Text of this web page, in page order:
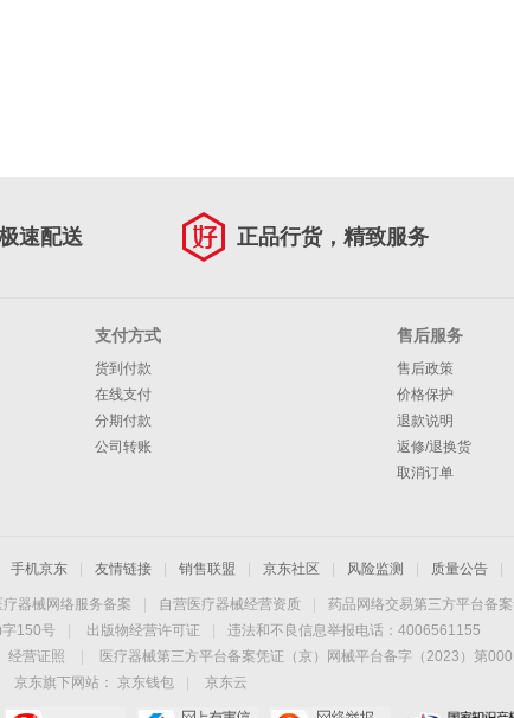
速配送 正品行货，精致服务
支付方式
货到付款
在线支付
分期付款
公司转账
售后服务
售后政策
价格保护
退款说明
返修/退换货
取消订单
手机京东 友情链接 销售联盟 京东社区 风险监测 质量公告
疗器械网络服务备案 自营医疗器械经营资质 药品网络交易第三方平台备
150号
出版物经营许可证
违法和不良信息举报电话：4006561155
经营证照 医疗器械第三方平台备案凭证（京）网械平台备字（2023）第
京东旗下网站：
京东钱包
京东云